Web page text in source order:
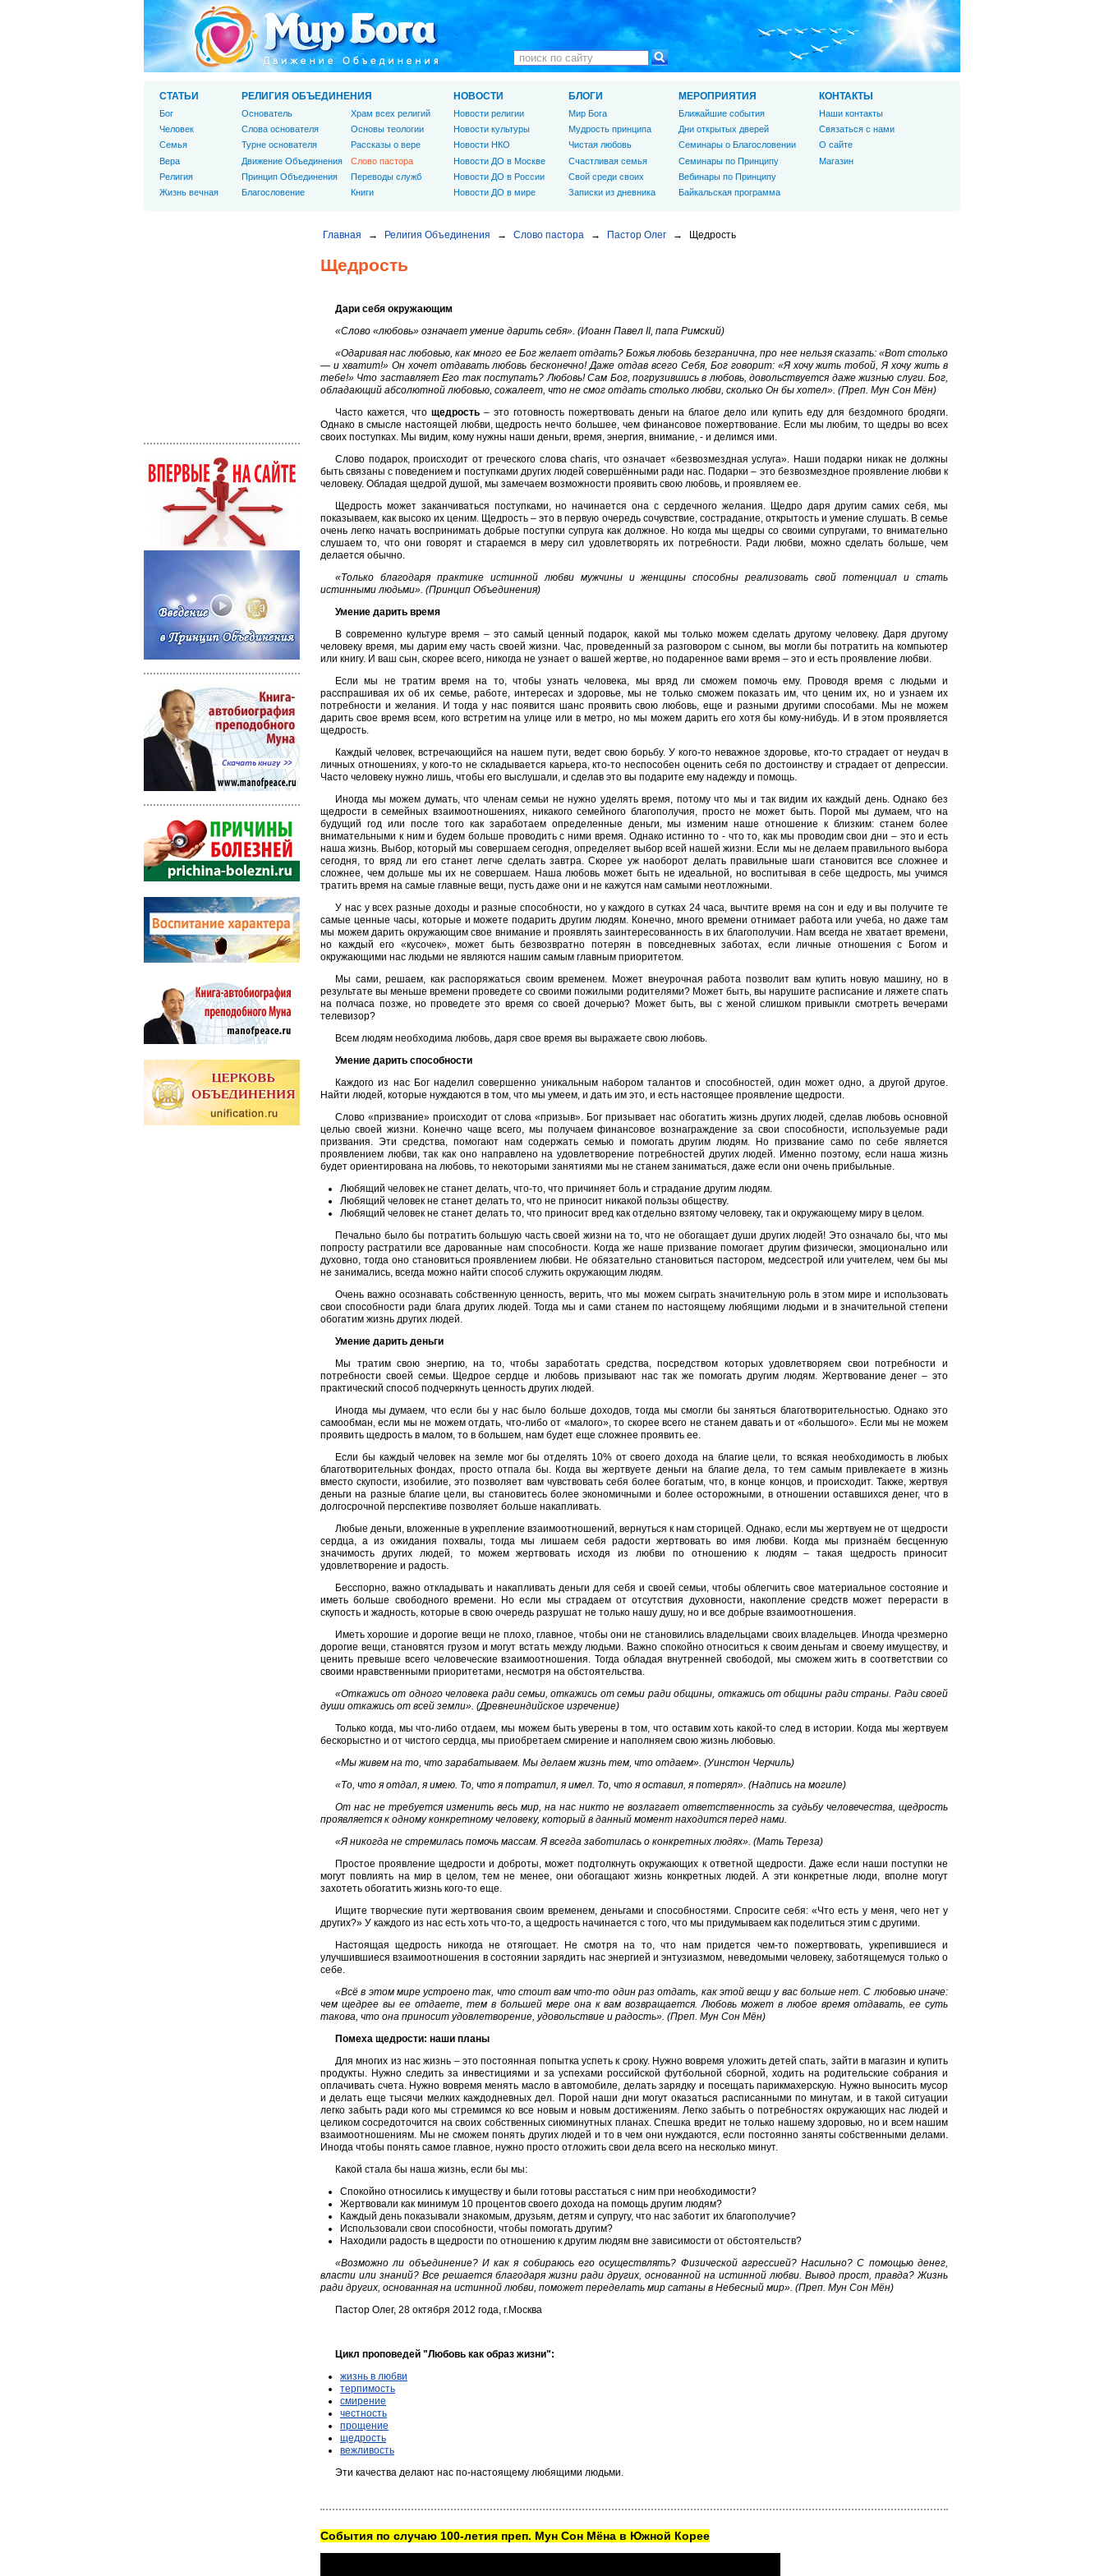
Главная → Религия Объединения → Слово пастора → Пастор Олег → Щедрость
Щедрость
Дари себя окружающим
«Слово «любовь» означает умение дарить себя». (Иоанн Павел II, папа Римский)
«Одаривая нас любовью, как много ее Бог желает отдать? Божья любовь безгранична, про нее нельзя сказать: «Вот столько
— и хватит!» Он хочет отдавать любовь бесконечно! Даже отдав всего Себя, Бог говорит: «Я хочу жить тобой, Я хочу жить в
тебе!» Что заставляет Его так поступать? Любовь! Сам Бог, погрузившись в любовь, довольствуется даже жизнью слуги. Бог,
обладающий абсолютной любовью, сожалеет, что не смог отдать столько любви, сколько Он бы хотел». (Преп. Мун Сон Мён)
Часто кажется, что щедрость – это готовность пожертвовать деньги на благое дело или купить еду для бездомного бродяги.
Однако в смысле настоящей любви, щедрость нечто большее, чем финансовое пожертвование. Если мы любим, то щедры во всех
своих поступках. Мы видим, кому нужны наши деньги, время, энергия, внимание, - и делимся ими.
Слово подарок, происходит от греческого слова charis, что означает «безвозмездная услуга». Наши подарки никак не должны
быть связаны с поведением и поступками других людей совершёнными ради нас. Подарки – это безвозмездное проявление любви к
человеку. Обладая щедрой душой, мы замечаем возможности проявить свою любовь, и проявляем ее.
Щедрость может заканчиваться поступками, но начинается она с сердечного желания. Щедро даря другим самих себя, мы
показываем, как высоко их ценим. Щедрость – это в первую очередь сочувствие, сострадание, открытость и умение слушать. В семье
очень легко начать воспринимать добрые поступки супруга как должное. Но когда мы щедры со своими супругами, то внимательно
слушаем то, что они говорят и стараемся в меру сил удовлетворять их потребности. Ради любви, можно сделать больше, чем
делается обычно.
«Только благодаря практике истинной любви мужчины и женщины способны реализовать свой потенциал и стать
истинными людьми». (Принцип Объединения)
Умение дарить время
В современно культуре время – это самый ценный подарок, какой мы только можем сделать другому человеку. Даря другому
человеку время, мы дарим ему часть своей жизни. Час, проведенный за разговором с сыном, вы могли бы потратить на компьютер
или книгу. И ваш сын, скорее всего, никогда не узнает о вашей жертве, но подаренное вами время – это и есть проявление любви.
Если мы не тратим время на то, чтобы узнать человека, мы вряд ли сможем помочь ему. Проводя время с людьми и
расспрашивая их об их семье, работе, интересах и здоровье, мы не только сможем показать им, что ценим их, но и узнаем их
потребности и желания. И тогда у нас появится шанс проявить свою любовь, еще и разными другими способами. Мы не можем
дарить свое время всем, кого встретим на улице или в метро, но мы можем дарить его хотя бы кому-нибудь. И в этом проявляется
щедрость.
Каждый человек, встречающийся на нашем пути, ведет свою борьбу. У кого-то неважное здоровье, кто-то страдает от неудач в
личных отношениях, у кого-то не складывается карьера, кто-то неспособен оценить себя по достоинству и страдает от депрессии.
Часто человеку нужно лишь, чтобы его выслушали, и сделав это вы подарите ему надежду и помощь.
Иногда мы можем думать, что членам семьи не нужно уделять время, потому что мы и так видим их каждый день. Однако без
щедрости в семейных взаимоотношениях, никакого семейного благополучия, просто не может быть. Порой мы думаем, что на
будущий год или после того как заработаем определенные деньги, мы изменим наше отношение к близким: станем более
внимательными к ним и будем больше проводить с ними время. Однако истинно то - что то, как мы проводим свои дни – это и есть
наша жизнь. Выбор, который мы совершаем сегодня, определяет выбор всей нашей жизни. Если мы не делаем правильного выбора
сегодня, то вряд ли его станет легче сделать завтра. Скорее уж наоборот делать правильные шаги становится все сложнее и
сложнее, чем дольше мы их не совершаем. Наша любовь может быть не идеальной, но воспитывая в себе щедрость, мы учимся
тратить время на самые главные вещи, пусть даже они и не кажутся нам самыми неотложными.
У нас у всех разные доходы и разные способности, но у каждого в сутках 24 часа, вычтите время на сон и еду и вы получите те
самые ценные часы, которые и можете подарить другим людям. Конечно, много времени отнимает работа или учеба, но даже там
мы можем дарить окружающим свое внимание и проявлять заинтересованность в их благополучии. Нам всегда не хватает времени,
но каждый его «кусочек», может быть безвозвратно потерян в повседневных заботах, если личные отношения с Богом и
окружающими нас людьми не являются нашим самым главным приоритетом.
Мы сами, решаем, как распоряжаться своим временем. Может внеурочная работа позволит вам купить новую машину, но в
результате вы меньше времени проведете со своими пожилыми родителями? Может быть, вы нарушите расписание и ляжете спать
на полчаса позже, но проведете это время со своей дочерью? Может быть, вы с женой слишком привыкли смотреть вечерами
телевизор?
Всем людям необходима любовь, даря свое время вы выражаете свою любовь.
Умение дарить способности
Каждого из нас Бог наделил совершенно уникальным набором талантов и способностей, один может одно, а другой другое.
Найти людей, которые нуждаются в том, что мы умеем, и дать им это, и есть настоящее проявление щедрости.
Слово «призвание» происходит от слова «призыв». Бог призывает нас обогатить жизнь других людей, сделав любовь основной
целью своей жизни. Конечно чаще всего, мы получаем финансовое вознаграждение за свои способности, используемые ради
призвания. Эти средства, помогают нам содержать семью и помогать другим людям. Но призвание само по себе является
проявлением любви, так как оно направлено на удовлетворение потребностей других людей. Именно поэтому, если наша жизнь
будет ориентирована на любовь, то некоторыми занятиями мы не станем заниматься, даже если они очень прибыльные.
Любящий человек не станет делать, что-то, что причиняет боль и страдание другим людям.
Любящий человек не станет делать то, что не приносит никакой пользы обществу.
Любящий человек не станет делать то, что приносит вред как отдельно взятому человеку, так и окружающему миру в целом.
Печально было бы потратить большую часть своей жизни на то, что не обогащает души других людей! Это означало бы, что мы
попросту растратили все дарованные нам способности. Когда же наше призвание помогает другим физически, эмоционально или
духовно, тогда оно становиться проявлением любви. Не обязательно становиться пастором, медсестрой или учителем, чем бы мы
не занимались, всегда можно найти способ служить окружающим людям.
Очень важно осознавать собственную ценность, верить, что мы можем сыграть значительную роль в этом мире и использовать
свои способности ради блага других людей. Тогда мы и сами станем по настоящему любящими людьми и в значительной степени
обогатим жизнь других людей.
Умение дарить деньги
Мы тратим свою энергию, на то, чтобы заработать средства, посредством которых удовлетворяем свои потребности и
потребности своей семьи. Щедрое сердце и любовь призывают нас так же помогать другим людям. Жертвование денег – это
практический способ подчеркнуть ценность других людей.
Иногда мы думаем, что если бы у нас было больше доходов, тогда мы смогли бы заняться благотворительностью. Однако это
самообман, если мы не можем отдать, что-либо от «малого», то скорее всего не станем давать и от «большого». Если мы не можем
проявить щедрость в малом, то в большем, нам будет еще сложнее проявить ее.
Если бы каждый человек на земле мог бы отделять 10% от своего дохода на благие цели, то всякая необходимость в любых
благотворительных фондах, просто отпала бы. Когда вы жертвуете деньги на благие дела, то тем самым привлекаете в жизнь
вместо скупости, изобилие, это позволяет вам чувствовать себя более богатым, что, в конце концов, и происходит. Также, жертвуя
деньги на разные благие цели, вы становитесь более экономичными и более осторожными, в отношении оставшихся денег, что в
долгосрочной перспективе позволяет больше накапливать.
Любые деньги, вложенные в укрепление взаимоотношений, вернуться к нам сторицей. Однако, если мы жертвуем не от щедрости
сердца, а из ожидания похвалы, тогда мы лишаем себя радости жертвовать во имя любви. Когда мы признаём бесценную
значимость других людей, то можем жертвовать исходя из любви по отношению к людям – такая щедрость приносит
удовлетворение и радость.
Бесспорно, важно откладывать и накапливать деньги для себя и своей семьи, чтобы облегчить свое материальное состояние и
иметь больше свободного времени. Но если мы страдаем от отсутствия духовности, накопление средств может перерасти в
скупость и жадность, которые в свою очередь разрушат не только нашу душу, но и все добрые взаимоотношения.
Иметь хорошие и дорогие вещи не плохо, главное, чтобы они не становились владельцами своих владельцев. Иногда чрезмерно
дорогие вещи, становятся грузом и могут встать между людьми. Важно спокойно относиться к своим деньгам и своему имуществу, и
ценить превыше всего человеческие взаимоотношения. Тогда обладая внутренней свободой, мы сможем жить в соответствии со
своими нравственными приоритетами, несмотря на обстоятельства.
«Откажись от одного человека ради семьи, откажись от семьи ради общины, откажись от общины ради страны. Ради своей
души откажись от всей земли». (Древнеиндийское изречение)
Только когда, мы что-либо отдаем, мы можем быть уверены в том, что оставим хоть какой-то след в истории. Когда мы жертвуем
бескорыстно и от чистого сердца, мы приобретаем смирение и наполняем свою жизнь любовью.
«Мы живем на то, что зарабатываем. Мы делаем жизнь тем, что отдаем». (Уинстон Черчиль)
«То, что я отдал, я имею. То, что я потратил, я имел. То, что я оставил, я потерял». (Надпись на могиле)
От нас не требуется изменить весь мир, на нас никто не возлагает ответственность за судьбу человечества, щедрость
проявляется к одному конкретному человеку, который в данный момент находится перед нами.
«Я никогда не стремилась помочь массам. Я всегда заботилась о конкретных людях». (Мать Тереза)
Простое проявление щедрости и доброты, может подтолкнуть окружающих к ответной щедрости. Даже если наши поступки не
могут повлиять на мир в целом, тем не менее, они обогащают жизнь конкретных людей. А эти конкретные люди, вполне могут
захотеть обогатить жизнь кого-то еще.
Ищите творческие пути жертвования своим временем, деньгами и способностями. Спросите себя: «Что есть у меня, чего нет у
других?» У каждого из нас есть хоть что-то, а щедрость начинается с того, что мы придумываем как поделиться этим с другими.
Настоящая щедрость никогда не отягощает. Не смотря на то, что нам придется чем-то пожертвовать, укрепившиеся и
улучшившиеся взаимоотношения в состоянии зарядить нас энергией и энтузиазмом, неведомыми человеку, заботящемуся только о
себе.
«Всё в этом мире устроено так, что стоит вам что-то один раз отдать, как этой вещи у вас больше нет. С любовью иначе:
чем щедрее вы ее отдаете, тем в большей мере она к вам возвращается. Любовь может в любое время отдавать, ее суть
такова, что она приносит удовлетворение, удовольствие и радость». (Преп. Мун Сон Мён)
Помеха щедрости: наши планы
Для многих из нас жизнь – это постоянная попытка успеть к сроку. Нужно вовремя уложить детей спать, зайти в магазин и купить
продукты. Нужно следить за инвестициями и за успехами российской футбольной сборной, ходить на родительские собрания и
оплачивать счета. Нужно вовремя менять масло в автомобиле, делать зарядку и посещать парикмахерскую. Нужно выносить мусор
и делать еще тысячи мелких каждодневных дел. Порой наши дни могут оказаться расписанными по минутам, и в такой ситуации
легко забыть ради кого мы стремимся ко все новым и новым достижениям. Легко забыть о потребностях окружающих нас людей и
целиком сосредоточится на своих собственных сиюминутных планах. Спешка вредит не только нашему здоровью, но и всем нашим
взаимоотношениям. Мы не сможем понять других людей и то в чем они нуждаются, если постоянно заняты собственными делами.
Иногда чтобы понять самое главное, нужно просто отложить свои дела всего на несколько минут.
Какой стала бы наша жизнь, если бы мы:
Спокойно относились к имуществу и были готовы расстаться с ним при необходимости?
Жертвовали как минимум 10 процентов своего дохода на помощь другим людям?
Каждый день показывали знакомым, друзьям, детям и супругу, что нас заботит их благополучие?
Использовали свои способности, чтобы помогать другим?
Находили радость в щедрости по отношению к другим людям вне зависимости от обстоятельств?
«Возможно ли объединение? И как я собираюсь его осуществлять? Физической агрессией? Насильно? С помощью денег,
власти или знаний? Все решается благодаря жизни ради других, основанной на истинной любви. Вывод прост, правда? Жизнь
ради других, основанная на истинной любви, поможет переделать мир сатаны в Небесный мир». (Преп. Мун Сон Мён)
Пастор Олег, 28 октября 2012 года, г.Москва
Цикл проповедей "Любовь как образ жизни":
жизнь в любви
терпимость
смирение
честность
прощение
щедрость
вежливость
Эти качества делают нас по-настоящему любящими людьми.
Cобытия по случаю 100-летия преп. Мун Сон Мёна в Южной Корее
СТАТЬИ
Бог
Человек
Cемья
Вера
Религия
Жизнь вечная
РЕЛИГИЯ ОБЪЕДИНЕНИЯ
Основатель
Слова основателя
Турне основателя
Движение Объединения
Принцип Объединения
Благословение
Храм всех религий
Основы теологии
Рассказы о вере
Слово пастора
Переводы служб
Книги
НОВОСТИ
Новости религии
Новости культуры
Новости НКО
Новости ДО в Москве
Новости ДО в России
Новости ДО в мире
БЛОГИ
Мир Бога
Мудрость принципа
Чистая любовь
Счастливая семья
Свой среди своих
Записки из дневника
МЕРОПРИЯТИЯ
Ближайшие события
Дни открытых дверей
Семинары о Благословении
Семинары по Принципу
Вебинары по Принципу
Байкальская программа
КОНТАКТЫ
Наши контакты
Связаться с нами
О сайте
Магазин